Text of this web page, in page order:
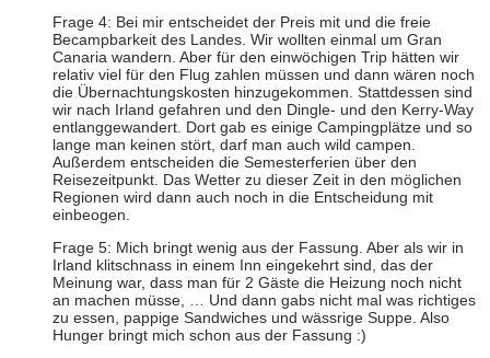
Frage 4: Bei mir entscheidet der Preis mit und die freie
Becampbarkeit des Landes. Wir wollten einmal um Gran
Canaria wandern. Aber für den einwöchigen Trip hätten wir
relativ viel für den Flug zahlen müssen und dann wären noch
die Übernachtungskosten hinzugekommen. Stattdessen sind
wir nach Irland gefahren und den Dingle- und den Kerry-Way
entlanggewandert. Dort gab es einige Campingplätze und so
lange man keinen stört, darf man auch wild campen.
Außerdem entscheiden die Semesterferien über den
Reisezeitpunkt. Das Wetter zu dieser Zeit in den möglichen
Regionen wird dann auch noch in die Entscheidung mit
einbeogen.
Frage 5: Mich bringt wenig aus der Fassung. Aber als wir in
Irland klitschnass in einem Inn eingekehrt sind, das der
Meinung war, dass man für 2 Gäste die Heizung noch nicht
an machen müsse, … Und dann gabs nicht mal was richtiges
zu essen, pappige Sandwiches und wässrige Suppe. Also
Hunger bringt mich schon aus der Fassung :)